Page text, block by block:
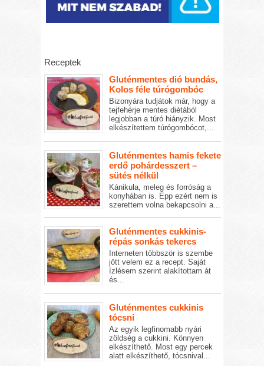
Receptek
Gluténmentes dió bundás,
Kolos féle túrógombóc
Bizonyára tudjátok már, hogy a
tejfehérje mentes diétából
legjobban a túró hiányzik. Most
elkészítettem túrógombócot,...
Gluténmentes hamis fekete
erdő pohárdesszert –
sütés nélkül
Kánikula, meleg és forróság a
konyhában is. Épp ezért nem is
szerettem volna bekapcsolni a...
Gluténmentes cukkinis-
répás sonkás tekercs
Interneten többször is szembe
jött velem ez a recept. Saját
ízlésem szerint alakítottam át
és...
Gluténmentes cukkinis
tócsni
Az egyik legfinomabb nyári
zöldség a cukkini. Könnyen
elkészíthető. Most egy percek
alatt elkészíthető, tócsnival...